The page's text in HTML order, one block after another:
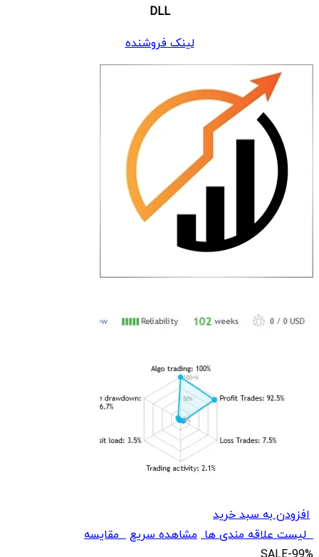
DLL
لینک فروشنده
افزودن به سبد خرید
لیست علاقه مندی ها مشاهده سریعمقایسه